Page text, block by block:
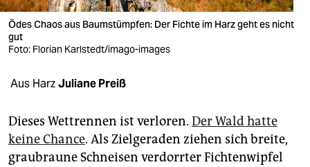
verlag
verlag
shop
fragen & hilfe
unterstützen
Ödes Chaos aus Baumstümpfen: Der Fichte im Harz geht es nicht
gut
Foto: Florian Karlstedt/imago-images
Aus HarzJuliane Preiß
Dieses Wettrennen ist verloren. Der Wald hatte
keine Chance. Als Zielgeraden ziehen sich breite,
graubraune Schneisen verdorrter Fichtenwipfel